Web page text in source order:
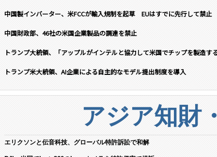
中国製インバーター、米FCCが輸入規制を起草 EUはすでに先行して禁止
中国財政部、46社の米国企業製品の調達を禁止
トランプ大統領、「アップルがインテルと協力して米国でチップを製造す
トランプ米大統領、AI企業による自主的なモデル提出制度を導入
アジア知財
エリクソンと伝音科技、グローバル特許訴訟で和解